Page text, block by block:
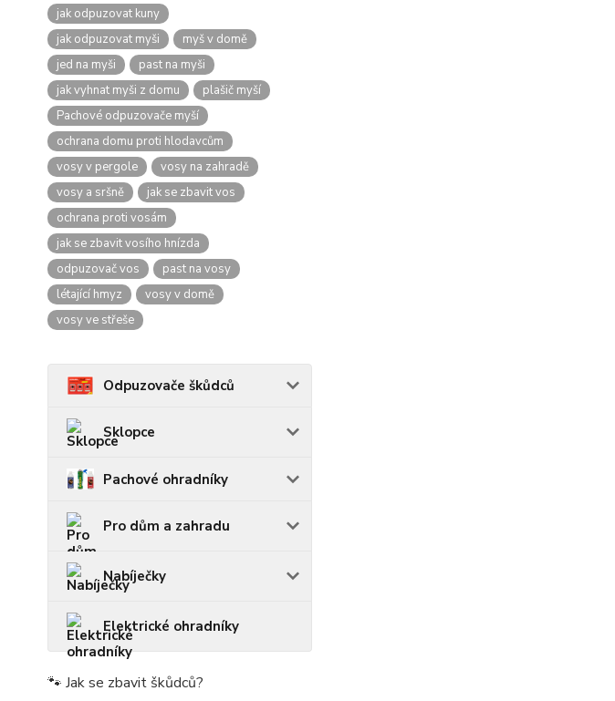
jak odpuzovat kuny
jak odpuzovat myši
myš v domě
jed na myši
past na myši
jak vyhnat myši z domu
plašič myší
Pachové odpuzovače myší
ochrana domu proti hlodavcům
vosy v pergole
vosy na zahradě
vosy a sršně
jak se zbavit vos
ochrana proti vosám
jak se zbavit vosího hnízda
odpuzovač vos
past na vosy
létající hmyz
vosy v domě
vosy ve střeše
Odpuzovače škůdců
Sklopce
Pachové ohradníky
Pro dům a zahradu
Nabíječky
Elektrické ohradníky
🐾 Jak se zbavit škůdců?